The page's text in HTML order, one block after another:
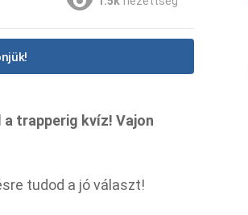
trapperig kvíz! Vajon
tudod a jó választ!